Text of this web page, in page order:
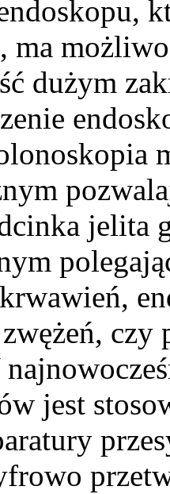
ma
dużym
jelita
zwężeń,
jest